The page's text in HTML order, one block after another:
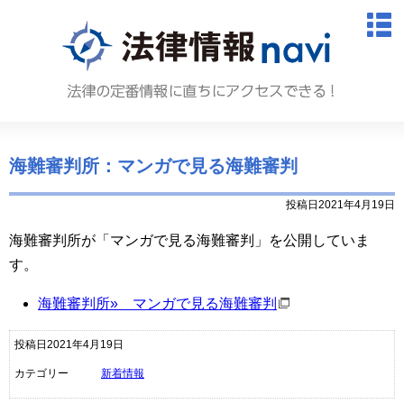
法律情
海難審判所：マンガで見る海難審判
投稿日2021年4月19日
海難審判所が「マンガで見る海難審判」を公開していま
す。
海難審判所» マンガで見る海難審判
投稿日2021年4月19日
カテゴリー 新着情報